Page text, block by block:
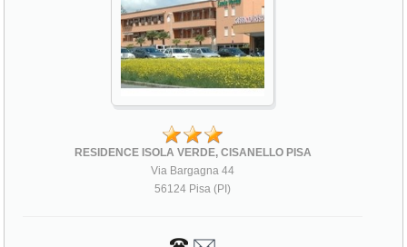
RESIDENCE ISOLA VERDE, CISANELLO PISA
Via Bargagna 44
56124 Pisa (PI)